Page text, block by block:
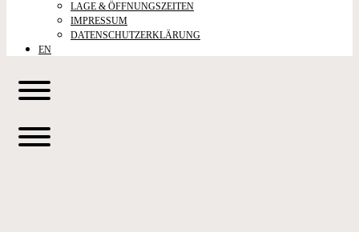
LAGE & ÖFFNUNGSZEITEN
IMPRESSUM
DATENSCHUTZERKLÄRUNG
EN